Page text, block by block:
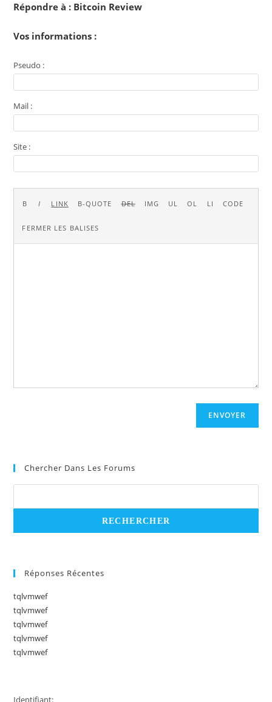
Répondre à : Bitcoin Review
Vos informations :
Pseudo :
Mail :
Site :
ENVOYER
Chercher Dans Les Forums
Réponses Récentes
tqlvmwef
tqlvmwef
tqlvmwef
tqlvmwef
tqlvmwef
Identifiant: